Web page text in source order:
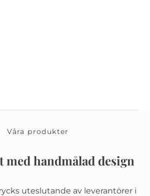
Våra produkter
med handmålad design
uteslutande av leverantörer i